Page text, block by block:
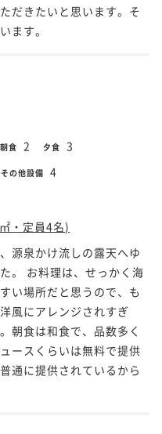
だきたいと思います。そ
ます。
朝食 2 夕食 3
その他設備 4
・定員4名)
源泉かけ流しの露天へゆ
。 お料理は、せっかく海
い場所だと思うので、も
風にアレンジされすぎ
朝食は和食で、品数多く
ースくらいは無料で提供
通に提供されているから